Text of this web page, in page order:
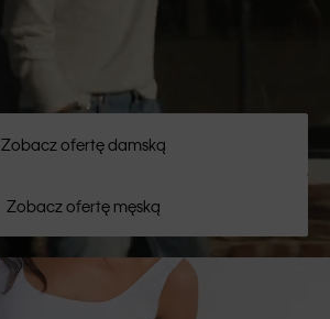
Zobacz ofertę damską
Zobacz ofertę męską